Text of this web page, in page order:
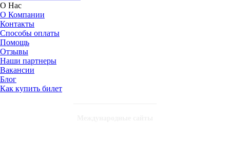
О Нас
О Компании
Контакты
Способы оплаты
Помощь
Отзывы
Наши партнеры
Вакансии
Блог
Как купить билет